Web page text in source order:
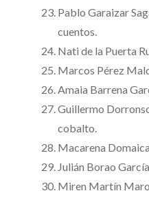
Pablo Garaizar
cuentos.
Nati de la Puerta
Marcos Pérez
Amaia Barrena
Guillermo
cobalto.
Macarena
Julián Borao
Miren Martín